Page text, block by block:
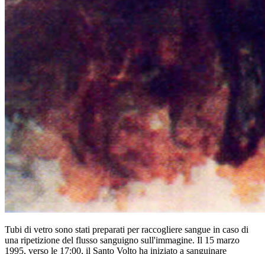
Tubi di vetro sono stati preparati per raccogliere sangue in caso di
una ripetizione del flusso sanguigno sull'immagine. Il 15 marzo
1995, verso le 17:00, il Santo Volto ha iniziato a sanguinare